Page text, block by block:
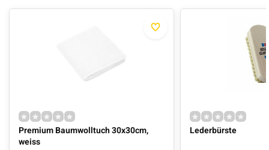
Premium Baumwolltuch 30x30cm,
weiss
Lederbürste